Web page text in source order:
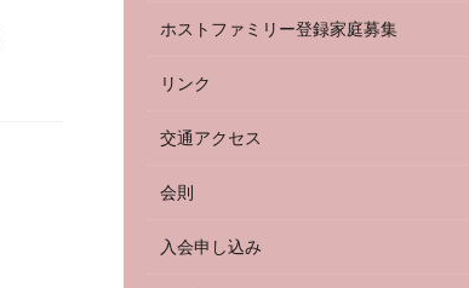
ホストファミリー登録家庭募集
リンク
交通アクセス
会則
入会申し込み